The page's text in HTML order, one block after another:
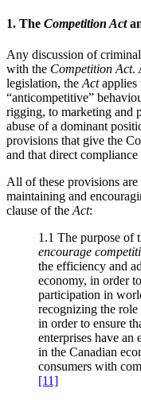
1. The Competition Act
Any discussion of
with the Competition Act.
legislation, the Actapplies
“anticompetitive”
rigging, to marketing and
abuse of a dominant
provisions that give the
and that direct
All of these provisions
maintaining and
clause of the Act:
1.1 The purpose of
encourage
the efficiency and
economy, in order
participation in
recognizing the
in order to ensure
enterprises have
in the Canadian
consumers with
[11]